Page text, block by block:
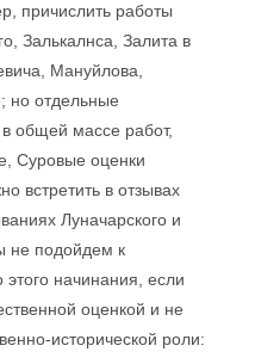
причислить работы
Залькалнса, Залита в
Мануйлова,
но отдельные
общей массе работ,
Суровые оценки
встретить в отзывах
Луначарского и
не подойдем к
начинания, если
оценкой и не
исторической роли: